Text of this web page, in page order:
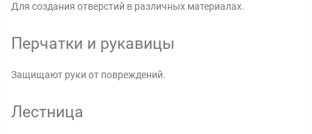
Для создания отверстий в различных материалах.
Перчатки и рукавицы
Защищают руки от повреждений.
Лестница